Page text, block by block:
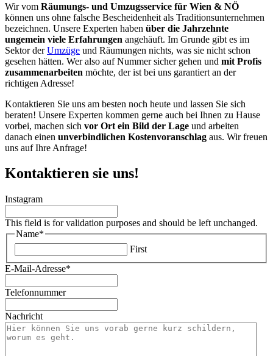
Wir vom Räumungs- und Umzugsservice für Wien & NÖ
können uns ohne falsche Bescheidenheit als Traditionsunternehmen
bezeichnen. Unsere Experten haben über die Jahrzehnte
ungemein viele Erfahrungen angehäuft. Im Grunde gibt es im
Sektor derUmzüge und Räumungen nichts, was sie nicht schon
gesehen hätten. Wer also auf Nummer sicher gehen und mit Profis
zusammenarbeiten möchte, der ist bei uns garantiert an der
richtigen Adresse!
Kontaktieren Sie uns am besten noch heute und lassen Sie sich
beraten! Unsere Experten kommen gerne auch bei Ihnen zu Hause
vorbei, machen sich vor Ort ein Bild der Lage und arbeiten
danach einen unverbindlichen Kostenvoranschlag aus. Wir freuen
uns auf Ihre Anfrage!
Kontaktieren sie uns!
Instagram
This field is for validation purposes and should be left unchanged.
Name*
First
E-Mail-Adresse*
Telefonnummer
Nachricht